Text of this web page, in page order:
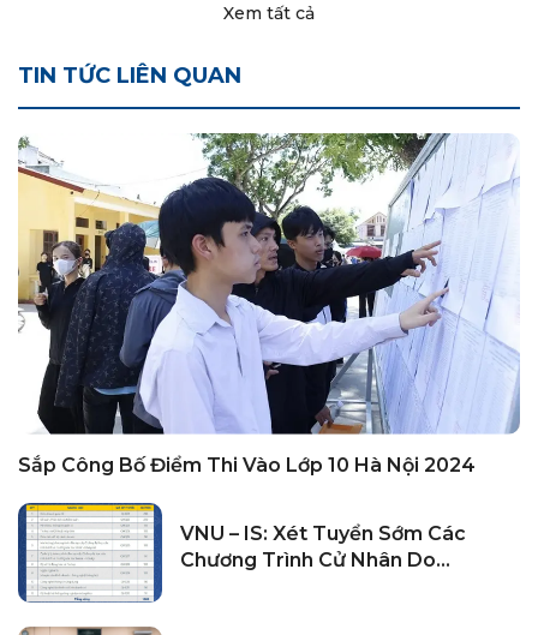
Xem tất cả
TIN TỨC LIÊN QUAN
Sắp Công Bố Điểm Thi Vào Lớp 10 Hà Nội 2024
VNU – IS: Xét Tuyển Sớm Các
Chương Trình Cử Nhân Do